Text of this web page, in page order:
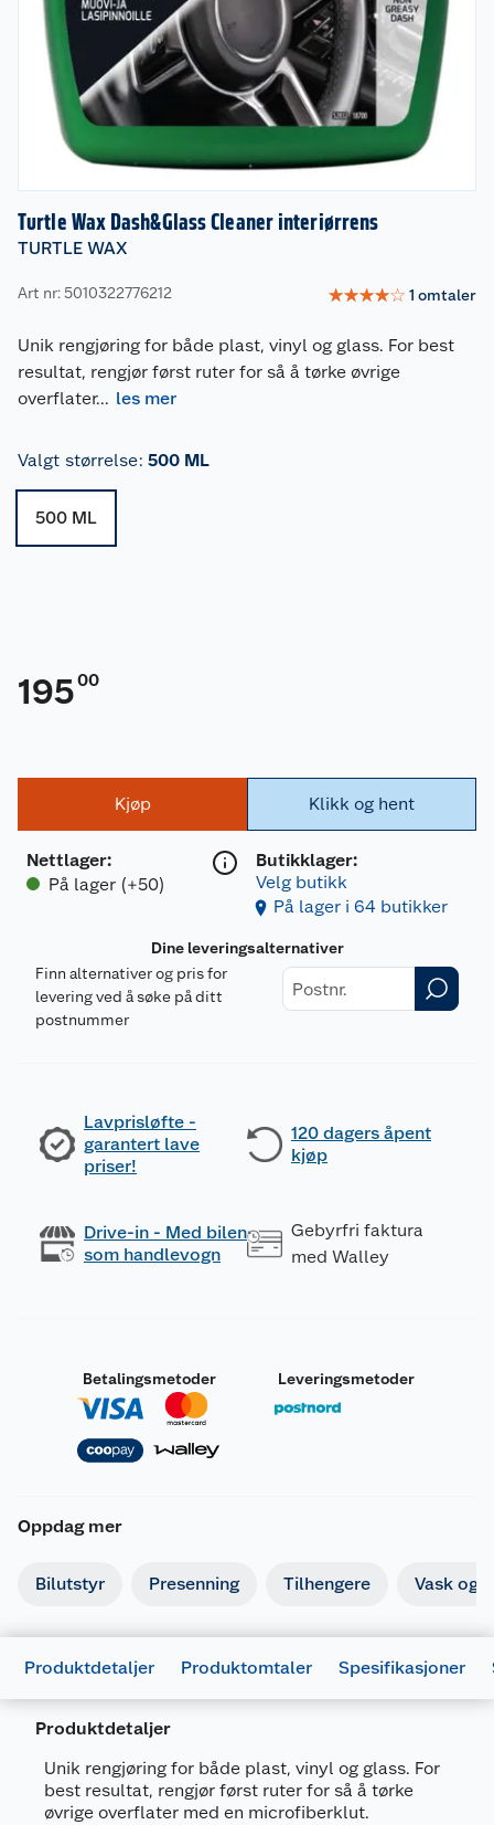
Turtle Wax Dash&Glass Cleaner interiørrens
TURTLE WAX
Art nr: 5010322776212 ☆☆☆☆☆ 1 omtaler
Unik rengjøring for både plast, vinyl og glass. For best
resultat, rengjør først ruter for så å tørke øvrige
overflater... les mer
Valgt størrelse: 500 ML
500 ML
19500
Kjøp
Nettlager:
På lager (+50)
Klikk og hent
Butikklager:
Velg butikk
På lager i 64 butikker
Dine leveringsalternativer
Finn alternativer og pris for
levering ved å søke på ditt
postnummer
Lavprisløfte -
garantert lave
priser!
120 dagers åpent
kjøp
Drive-in - Med bilen
som handlevogn
Gebyrfri faktura
med Walley
Betalingsmetoder Leveringsmetoder
Oppdag mer
Bilutstyr Presenning Tilhengere Vask og
Produktdetaljer Produktomtaler Spesifikasjoner
Produktdetaljer
Unik rengjøring for både plast, vinyl og glass. For
best resultat, rengjør først ruter for så å tørke
øvrige overflater med en microfiberklut.
Generelt